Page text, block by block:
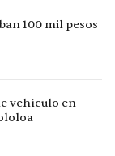
100 mil pesos
vehículo en